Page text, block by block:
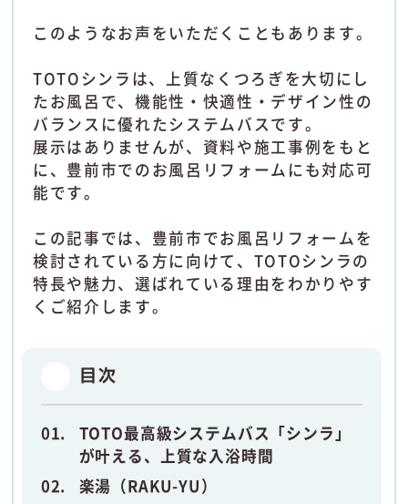
このようなお声をいただくこともあります。
TOTOシンラは、上質なくつろぎを大切にし
たお風呂で、機能性・快適性・デザイン性の
バランスに優れたシステムバスです。
展示はありませんが、資料や施工事例をもと
に、豊前市でのお風呂リフォームにも対応可
能です。
この記事では、豊前市でお風呂リフォームを
検討されている方に向けて、TOTOシンラの
特長や魅力、選ばれている理由をわかりやす
くご紹介します。
目次
TOTO最高級システムバス「シンラ」
が叶える、上質な入浴時間
楽湯（RAKU-YU）